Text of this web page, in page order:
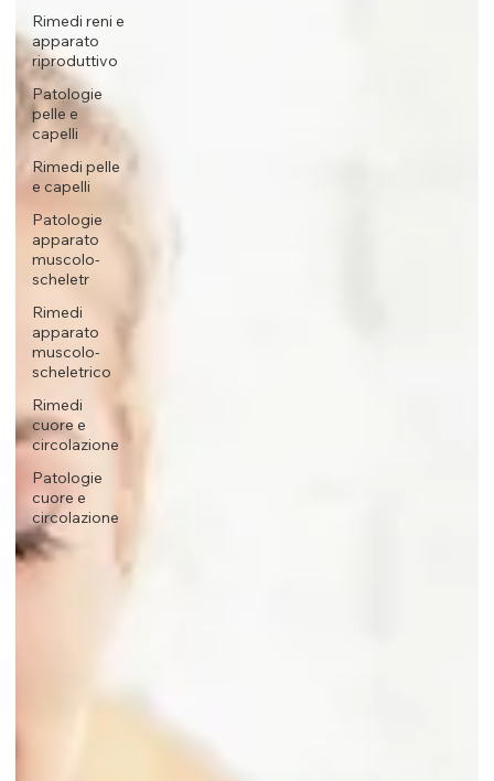
Rimedi reni e
apparato
riproduttivo
Patologie
pelle e
capelli
Rimedi pelle
e capelli
Patologie
apparato
muscolo-
scheletr
Rimedi
apparato
muscolo-
scheletrico
Rimedi
cuore e
circolazione
Patologie
cuore e
circolazione